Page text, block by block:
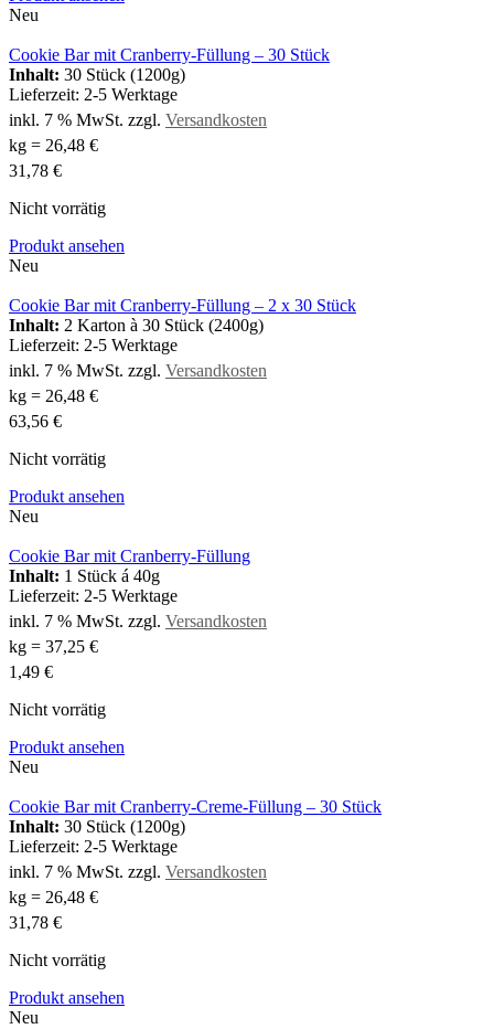
Neu
Cookie Bar mit Cranberry-Füllung – 30 Stück
Inhalt: 30 Stück (1200g)
Lieferzeit: 2-5 Werktage
inkl. 7 % MwSt. zzgl. Versandkosten
kg = 26,48 €
31,78 €
Nicht vorrätig
Produkt ansehen
Neu
Cookie Bar mit Cranberry-Füllung – 2 x 30 Stück
Inhalt: 2 Karton à 30 Stück (2400g)
Lieferzeit: 2-5 Werktage
inkl. 7 % MwSt. zzgl. Versandkosten
kg = 26,48 €
63,56 €
Nicht vorrätig
Produkt ansehen
Neu
Cookie Bar mit Cranberry-Füllung
Inhalt: 1 Stück á 40g
Lieferzeit: 2-5 Werktage
inkl. 7 % MwSt. zzgl. Versandkosten
kg = 37,25 €
1,49 €
Nicht vorrätig
Produkt ansehen
Neu
Cookie Bar mit Cranberry-Creme-Füllung – 30 Stück
Inhalt: 30 Stück (1200g)
Lieferzeit: 2-5 Werktage
inkl. 7 % MwSt. zzgl. Versandkosten
kg = 26,48 €
31,78 €
Nicht vorrätig
Produkt ansehen
Neu